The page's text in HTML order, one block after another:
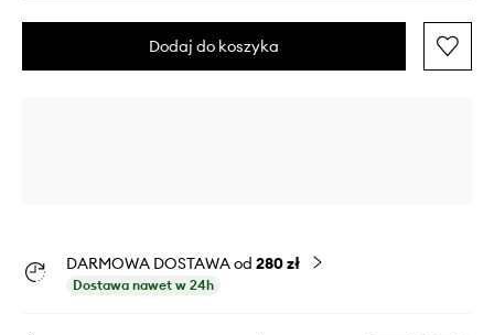
Dodaj do koszyka
DARMOWA DOSTAWA od 280 zł
Dostawa nawet w 24h